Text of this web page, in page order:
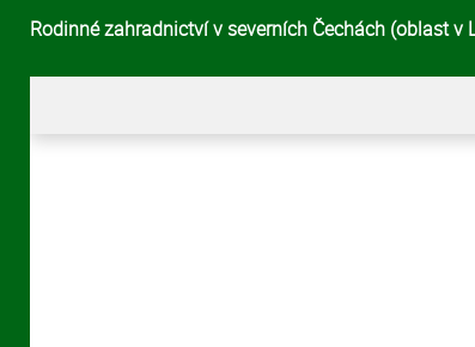
Rodinné zahradnictví v severních Čechách (oblast v